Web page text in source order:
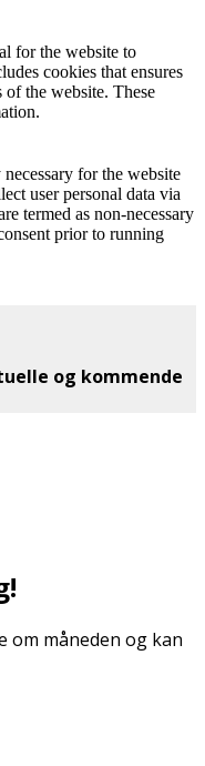
for the website to
cookies that ensures
of the website. These
for the website
user personal data via
termed as non-necessary
prior to running
og kommende
om måneden og kan